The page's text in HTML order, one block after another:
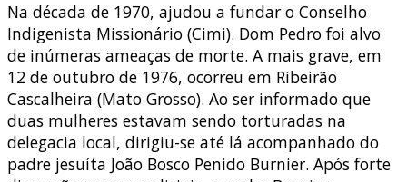
Na década de 1970, ajudou a fundar o Conselho
Indigenista Missionário (Cimi). Dom Pedro foi alvo
de inúmeras ameaças de morte. A mais grave, em
12 de outubro de 1976, ocorreu em Ribeirão
Cascalheira (Mato Grosso). Ao ser informado que
duas mulheres estavam sendo torturadas na
delegacia local, dirigiu-se até lá acompanhado do
padre jesuíta João Bosco Penido Burnier. Após forte